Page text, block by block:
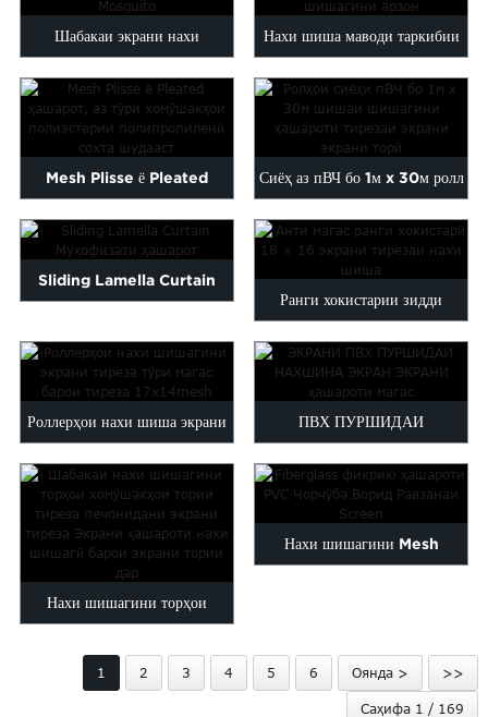
Шабакаи экрани нахи
шишагини оташ тобовар /
Insect Fly Mos...
Нахи шиша маводи таркибии
пластикии мустаҳкамшуда ...
Mesh Plisse ё Pleated
ҳашарот, сохташуда аз полиэст
...
Сиёҳ аз пВЧ бо 1м x 30м ролл
нахи шишагини ҳашарот...
Sliding Lamella Curtain
Ранги хокистарии зидди
хомӯшакҳо 18 × 16 нахи
шишагӣ ...
Роллерҳои нахи шиша экрани
тиреза барои магасҳои diy...
ПВХ ПУРШИДАИ
НАХШИНАИ МАСҶИДАИ
ЭКРАНИ ЭКРАН...
Нахи шишагини торҳои
торӣ ...
Нахи шишагини Mesh
1 2 3 4 5 6 Оянда > >>
Саҳифа 1 / 169